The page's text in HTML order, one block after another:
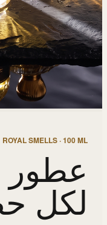
ROYAL SMELLS · 100 ML
لكل